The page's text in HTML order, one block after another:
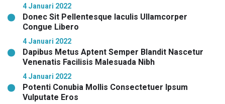
4 Januari 2022
Donec Sit Pellentesque Iaculis Ullamcorper
Congue Libero
4 Januari 2022
Dapibus Metus Aptent Semper Blandit Nascetur
Venenatis Facilisis Malesuada Nibh
4 Januari 2022
Potenti Conubia Mollis Consectetuer Ipsum
Vulputate Eros